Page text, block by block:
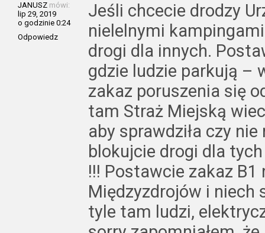
JANUSZ mówi:
lip 29, 2019
o godzinie 0:24
Odpowiedz
Jeśli chcecie drodzy
nielelnymi
drogi dla innych.
gdzie ludzie parkują –
zakaz poruszenia się
tam Straż Miejską
aby sprawdziła czy
blokujcie drogi dla
!!! Postawcie zakaz B1
Międzyzdrojów i niech
tyle tam ludzi,